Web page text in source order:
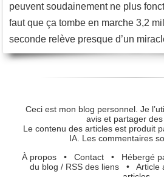
peuvent soudainement ne plus
faut que ça tombe en marche 3,2
seconde relève presque d’un
Ceci est mon blog personnel. Je
avis et partager des
Le contenu des articles est produit
IA. Les commentaires
À propos• Contact• Hébergé
du blog / RSS des liens• Article